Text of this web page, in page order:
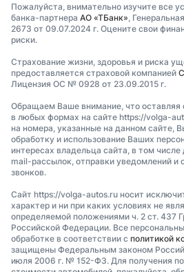
Пожалуйста, внимательно изучите все
банка-партнера АО «ТБанк» ,
2673 от 09.07.2024 г. Оцените свои
риски.
Страхование жизни, здоровья и риска
предоставляется страховой компанией
Лицензия ОС № 0928 от 23.09.2015 г.
Обращаем Ваше внимание, что оставляя
в любых формах на сайте https://volga-
на номера, указанные на данном сайте,
обработку и использование Ваших
интересах владельца сайта, в том
mail-рассылок, отправки уведомлений и
звонков.
Сайт https://volga-autos.ru носит
характер и ни при каких условиях не
определяемой положениями ч. 2 ст. 437
Российской Федерации. Все
обработке в соответствии с политикой
защищены Федеральным законом
июля 2006 г. № 152-ФЗ. Для получения